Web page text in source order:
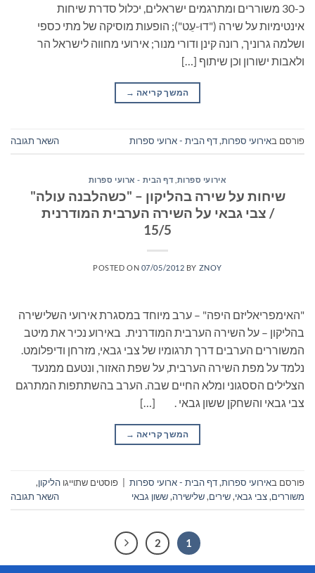
כ-30 משוררים ומתרגמים ישראלים, יכלול סדרת שיחות
אינטימיות על שירה ("דוּ-עֵט"); הופעות מוסיקה של מתי כספי
ושלמה גרוניך, רונה קינן ודורי מנור; אירועי מחווה לישראל הר
ולאבות ישורון וכן שיתוף […]
המשך קריאה →
פורסם באירועי ספרות,דף הבית - ארועי ספרות השאר תגובה
אירועי ספרות דף הבית - ארועי ספרות
שיחות על שירה בהליקון – "כשהלבנה עולה"
/ צבי גבאי על השירה הערבית המודרנית
15/5
POSTED ON 07/05/2012 BY ZNOY
"האימפריאליזם היפה" – ערב מיוחד במסגרת אירועי השלישירה
בהליקון – על השירה הערבית המודרנית. באירוע נכיר את מיטב
המשוררים הערבים דרך תרגומיו של צבי גבאי, מזרחן ודיפלומט.
נלמד על מפת השירה הערבית, על שפת האזור, ונטעם ממנעד
הצלילים הססגוני ומלא החיים שבה. הערב בהשתתפות המתרגם
צבי גבאי והשחקן ששון גבאי . […]
המשך קריאה →
פורסם באירועי ספרות,דף הבית - ארועי ספרות פוסטים שתוייגו הליקון,
משוררים,צבי גבאי,שירים,שלישירה,ששון גבאי השאר תגובה
1
2